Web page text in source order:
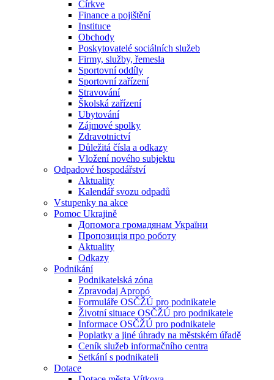
Církve
Finance a pojištění
Instituce
Obchody
Poskytovatelé sociálních služeb
Firmy, služby, řemesla
Sportovní oddíly
Sportovní zařízení
Stravování
Školská zařízení
Ubytování
Zájmové spolky
Zdravotnictví
Důležitá čísla a odkazy
Vložení nového subjektu
Odpadové hospodářství
Aktuality
Kalendář svozu odpadů
Vstupenky na akce
Pomoc Ukrajině
Допомога громадянам України
Пропозиція про роботу
Aktuality
Odkazy
Podnikání
Podnikatelská zóna
Zpravodaj Apropó
Formuláře OSČŽÚ pro podnikatele
Životní situace OSČŽÚ pro podnikatele
Informace OSČŽÚ pro podnikatele
Poplatky a jiné úhrady na městském úřadě
Ceník služeb informačního centra
Setkání s podnikateli
Dotace